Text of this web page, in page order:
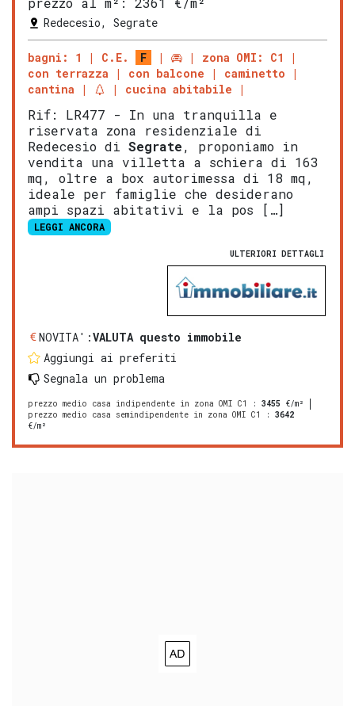
Redecesio, Segrate
bagni: 1 C.E. F
zona OMI: C1
con terrazza
con balcone
caminetto
cantina
cucina abitabile
Rif: LR477 - In una tranquilla e
riservata zona residenziale di
Redecesio di Segrate, proponiamo in
vendita una villetta a schiera di 163
mq, oltre a box autorimessa di 18 mq,
ideale per famiglie che desiderano
ampi spazi abitativi e la pos […]
LEGGI ANCORA
ULTERIORI DETTAGLI
NOVITA':VALUTA questo immobile
Aggiungi ai preferiti
Segnala un problema
prezzo medio casa indipendente in zona OMI C1 : 3455 €/m²
prezzo medio casa semindipendente in zona OMI C1
: 3642
€/m²